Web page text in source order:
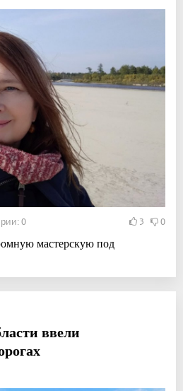
0 3 0
мастерскую под
ввели